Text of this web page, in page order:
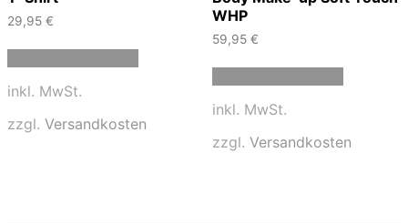
29,95 €
auf.
inkl. MwSt.
zzgl. Versandkosten
WHP
59,95 €
auf.
inkl. MwSt.
zzgl. Versandkosten